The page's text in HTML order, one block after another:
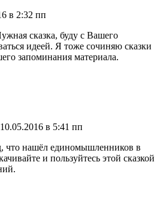
в 2:32 пп
сказка, буду с Вашего
идеей. Я тоже сочиняю сказки
запоминания материала.
10.05.2016 в 5:41 пп
что нашёл единомышленников в
и пользуйтесь этой сказкой